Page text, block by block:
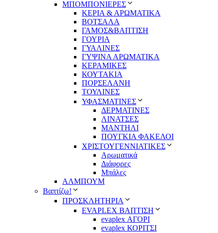
ΜΠΟΜΠΟΝΙΕΡΕΣ
ΚΕΡΙΑ & ΑΡΩΜΑΤΙΚΑ
ΒΟΤΣΑΛΑ
ΓΑΜΟΣ&ΒΑΠΤΙΣΗ
ΓΟΥΡΙΑ
ΓΥΑΛΙΝΕΣ
ΓΥΨΙΝΑ ΑΡΩΜΑΤΙΚΑ
ΚΕΡΑΜΙΚΕΣ
ΚΟΥΤΑΚΙΑ
ΠΟΡΣΕΛΑΝΗ
ΤΟΥΛΙΝΕΣ
ΥΦΑΣΜΑΤΙΝΕΣ
ΔΕΡΜΑΤΙΝΕΣ
ΛΙΝΑΤΣΕΣ
ΜΑΝΤΗΛΙ
ΠΟΥΓΚΙΑ ΦΑΚΕΛΟΙ
ΧΡΙΣΤΟΥΓΕΝΝΙΑΤΙΚΕΣ
Αρωματικά
Διάφορες
Μπάλες
ΑΛΜΠΟΥΜ
Βαπτίζω!
ΠΡΟΣΚΛΗΤΗΡΙΑ
EVAPLEX ΒΑΠΤΙΣΗ
evaplex ΑΓΟΡΙ
evaplex ΚΟΡΙΤΣΙ